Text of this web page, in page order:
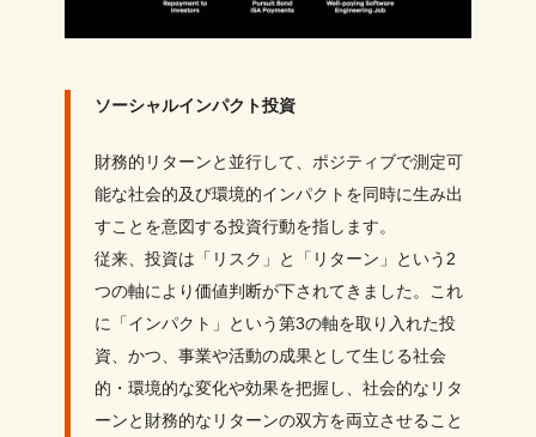
ソーシャルインパクト投資
財務的リターンと並行して、ポジティブで測定可
能な社会的及び環境的インパクトを同時に生み出
すことを意図する投資行動を指します。
従来、投資は「リスク」と「リターン」という2
つの軸により価値判断が下されてきました。これ
に「インパクト」という第3の軸を取り入れた投
資、かつ、事業や活動の成果として生じる社会
的・環境的な変化や効果を把握し、社会的なリタ
ーンと財務的なリターンの双方を両立させること